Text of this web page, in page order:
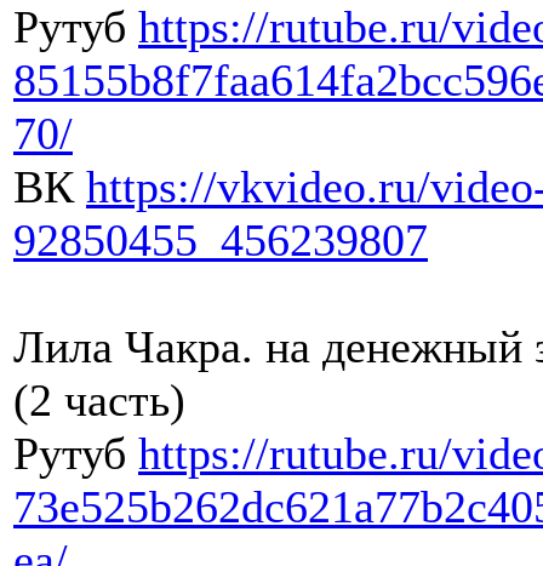
Рутуб https://rutube.ru/
70/
ВК https://vkvideo.ru/
92850455_456239807
Лила Чакра. на денежный
(2 часть)
Рутуб https://rutube.ru/